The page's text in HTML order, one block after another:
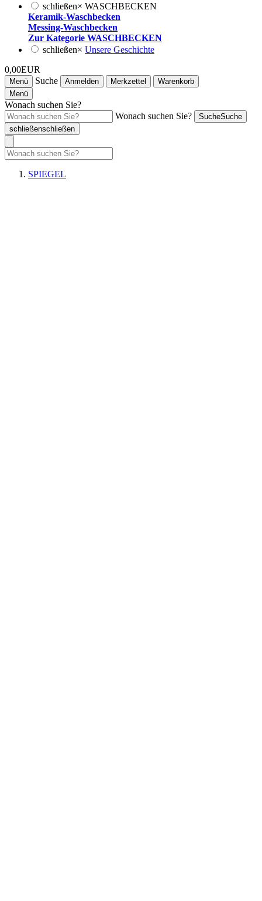
schließen× WASCHBECKEN
Keramik-Waschbecken
Messing-Waschbecken
Zur Kategorie WASCHBECKEN
schließen× Unsere Geschichte
0,00EUR
Menü Suche Anmelden Merkzettel
Warenkorb
Menü
Wonach suchen Sie?
Wonach suchen Sie?
SucheSuche
schließenschließen
SPIEGEL